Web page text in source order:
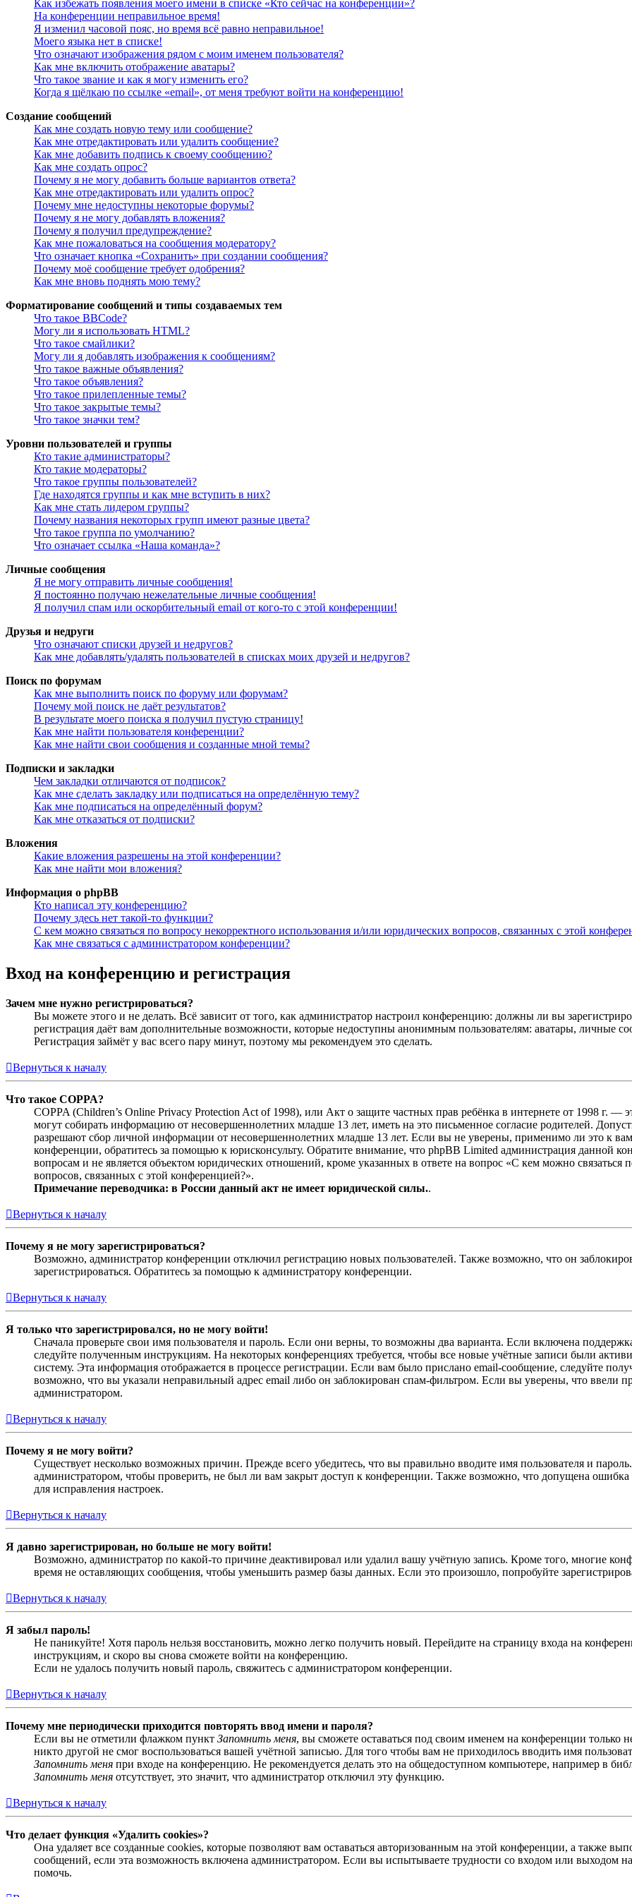
Как избежать появления моего имени в списке «Кто сейчас на конференции»?
На конференции неправильное время!
Я изменил часовой пояс, но время всё равно неправильное!
Моего языка нет в списке!
Что означают изображения рядом с моим именем пользователя?
Как мне включить отображение аватары?
Что такое звание и как я могу изменить его?
Когда я щёлкаю по ссылке «email», от меня требуют войти на конференцию!
Создание сообщений
Как мне создать новую тему или сообщение?
Как мне отредактировать или удалить сообщение?
Как мне добавить подпись к своему сообщению?
Как мне создать опрос?
Почему я не могу добавить больше вариантов ответа?
Как мне отредактировать или удалить опрос?
Почему мне недоступны некоторые форумы?
Почему я не могу добавлять вложения?
Почему я получил предупреждение?
Как мне пожаловаться на сообщения модератору?
Что означает кнопка «Сохранить» при создании сообщения?
Почему моё сообщение требует одобрения?
Как мне вновь поднять мою тему?
Форматирование сообщений и типы создаваемых тем
Что такое BBCode?
Могу ли я использовать HTML?
Что такое смайлики?
Могу ли я добавлять изображения к сообщениям?
Что такое важные объявления?
Что такое объявления?
Что такое прилепленные темы?
Что такое закрытые темы?
Что такое значки тем?
Уровни пользователей и группы
Кто такие администраторы?
Кто такие модераторы?
Что такое группы пользователей?
Где находятся группы и как мне вступить в них?
Как мне стать лидером группы?
Почему названия некоторых групп имеют разные цвета?
Что такое группа по умолчанию?
Что означает ссылка «Наша команда»?
Личные сообщения
Я не могу отправить личные сообщения!
Я постоянно получаю нежелательные личные сообщения!
Я получил спам или оскорбительный email от кого-то с этой конференции!
Друзья и недруги
Что означают списки друзей и недругов?
Как мне добавлять/удалять пользователей в списках моих друзей и недругов?
Поиск по форумам
Как мне выполнить поиск по форуму или форумам?
Почему мой поиск не даёт результатов?
В результате моего поиска я получил пустую страницу!
Как мне найти пользователя конференции?
Как мне найти свои сообщения и созданные мной темы?
Подписки и закладки
Чем закладки отличаются от подписок?
Как мне сделать закладку или подписаться на определённую тему?
Как мне подписаться на определённый форум?
Как мне отказаться от подписки?
Вложения
Какие вложения разрешены на этой конференции?
Как мне найти мои вложения?
Информация о phpBB
Кто написал эту конференцию?
Почему здесь нет такой-то функции?
С кем можно связаться по вопросу некорректного использования и/или юридических вопросов, связанных с этой
Как мне связаться с администратором конференции?
Вход на конференцию и регистрация
Зачем мне нужно регистрироваться?
Вы можете этого и не делать. Всё зависит от того, как администратор настроил конференцию: должны ли вы
регистрация даёт вам дополнительные возможности, которые недоступны анонимным пользователям: аватары, личные
Регистрация займёт у вас всего пару минут, поэтому мы рекомендуем это сделать.
Вернуться к началу
Что такое COPPA?
COPPA (Children’s Online Privacy Protection Act of 1998), или Акт о защите частных прав ребёнка в интернете от 1998 г.
могут собирать информацию от несовершеннолетних младше 13 лет, иметь на это письменное согласие родителей.
разрешают сбор личной информации от несовершеннолетних младше 13 лет. Если вы не уверены, применимо ли это к
конференции, обратитесь за помощью к юрисконсульту. Обратите внимание, что phpBB Limited администрация данной
вопросам и не является объектом юридических отношений, кроме указанных в ответе на вопрос «С кем можно связаться
вопросов, связанных с этой конференцией?».
Примечание переводчика: в России данный акт не имеет юридической силы..
Вернуться к началу
Почему я не могу зарегистрироваться?
Возможно, администратор конференции отключил регистрацию новых пользователей. Также возможно, что он
зарегистрироваться. Обратитесь за помощью к администратору конференции.
Вернуться к началу
Я только что зарегистрировался, но не могу войти!
Сначала проверьте свои имя пользователя и пароль. Если они верны, то возможны два варианта. Если включена
следуйте полученным инструкциям. На некоторых конференциях требуется, чтобы все новые учётные записи были
систему. Эта информация отображается в процессе регистрации. Если вам было прислано email-сообщение, следуйте
возможно, что вы указали неправильный адрес email либо он заблокирован спам-фильтром. Если вы уверены, что ввели
администратором.
Вернуться к началу
Почему я не могу войти?
Существует несколько возможных причин. Прежде всего убедитесь, что вы правильно вводите имя пользователя и
администратором, чтобы проверить, не был ли вам закрыт доступ к конференции. Также возможно, что допущена
для исправления настроек.
Вернуться к началу
Я давно зарегистрирован, но больше не могу войти!
Возможно, администратор по какой-то причине деактивировал или удалил вашу учётную запись. Кроме того, многие
время не оставляющих сообщения, чтобы уменьшить размер базы данных. Если это произошло, попробуйте
Вернуться к началу
Я забыл пароль!
Не паникуйте! Хотя пароль нельзя восстановить, можно легко получить новый. Перейдите на страницу входа на
инструкциям, и скоро вы снова сможете войти на конференцию.
Если не удалось получить новый пароль, свяжитесь с администратором конференции.
Вернуться к началу
Почему мне периодически приходится повторять ввод имени и пароля?
Если вы не отметили флажком пункт Запомнить меня, вы сможете оставаться под своим именем на конференции только
никто другой не смог воспользоваться вашей учётной записью. Для того чтобы вам не приходилось вводить имя
Запомнить меня при входе на конференцию. Не рекомендуется делать это на общедоступном компьютере, например в
Запомнить меня отсутствует, это значит, что администратор отключил эту функцию.
Вернуться к началу
Что делает функция «Удалить cookies»?
Она удаляет все созданные cookies, которые позволяют вам оставаться авторизованным на этой конференции, а также
сообщений, если эта возможность включена администратором. Если вы испытываете трудности со входом или выходом
помочь.